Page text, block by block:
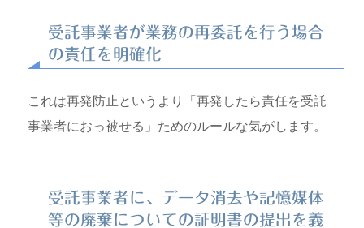
受託事業者が業務の再委託を行う場合
の責任を明確化
これは再発防止というより「再発したら責任を受託
事業者におっ被せる」ためのルールな気がします。
受託事業者に、データ消去や記憶媒体
等の廃棄についての証明書の提出を義